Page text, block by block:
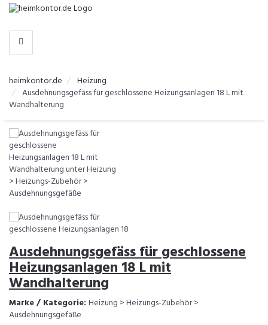
-
KATEGORIEN
heimkontor.de
Heizung
Ausdehnungsgefäss für geschlossene Heizungsanlagen 18 L mit
Wandhalterung
Ausdehnungsgefäss für geschlossene
Heizungsanlagen 18 L mit
Wandhalterung
Marke / Kategorie: Heizung > Heizungs-Zubehör >
Ausdehnungsgefäße